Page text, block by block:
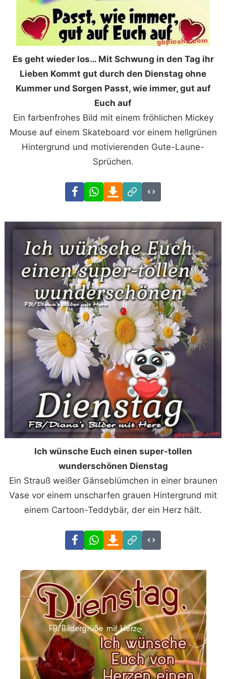
Es geht wieder los… Mit Schwung in den Tag ihr
Lieben Kommt gut durch den Dienstag ohne
Kummer und Sorgen Passt, wie immer, gut auf
Euch auf
Ein farbenfrohes Bild mit einem fröhlichen Mickey
Mouse auf einem Skateboard vor einem hellgrünen
Hintergrund und motivierenden Gute-Laune-
Sprüchen.
FacebookWhatsAppDownload
Link
Code
Ich wünsche Euch einen super-tollen
wunderschönen Dienstag
Ein Strauß weißer Gänseblümchen in einer braunen
Vase vor einem unscharfen grauen Hintergrund mit
einem Cartoon-Teddybär, der ein Herz hält.
FacebookWhatsAppDownload
Link
Code